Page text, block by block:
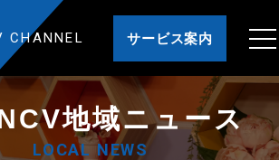
CHANNEL サービス案内
地域ニュース
LOCAL NEWS